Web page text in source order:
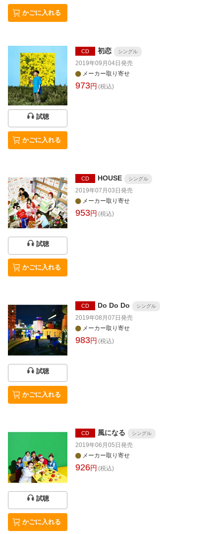
かごに入れる
試聴
かごに入れる
CD 初恋 シングル
2019年09月04日発売
メーカー取り寄せ
973円 (税込)
試聴
かごに入れる
CD HOUSE シングル
2019年07月03日発売
メーカー取り寄せ
953円 (税込)
試聴
かごに入れる
CD Do Do Do シングル
2019年08月07日発売
メーカー取り寄せ
983円 (税込)
試聴
かごに入れる
CD 風になる シングル
2019年06月05日発売
メーカー取り寄せ
926円 (税込)